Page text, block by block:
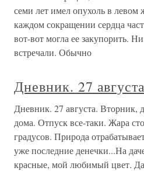
семи лет имел опухоль в левом
каждом сокращении сердца
вот-вот могла ее закупорить.
встречали. Обычно
Дневник. 27
Дневник. 27 августа. Вторник,
дома. Отпуск все-таки. Жара
градусов. Природа
уже последние денечки...На
красные, мой любимый цвет.